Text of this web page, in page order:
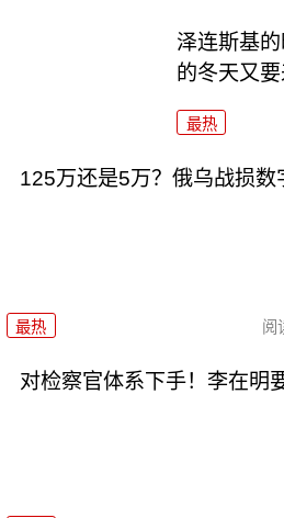
泽连斯基
的冬天又要
最热
125万还是5万？俄乌战损数
最热 阅
对检察官体系下手！李在明